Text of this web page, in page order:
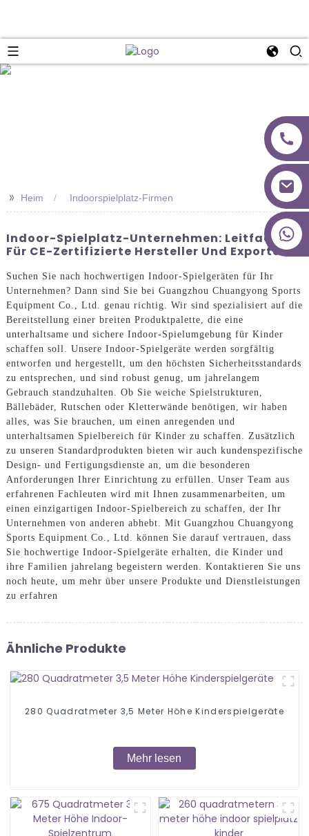
>> Heim Indoorspielplatz-Firmen
Indoor-Spielplatz-Unternehmen: Leitfaden
Für CE-Zertifizierte Hersteller Und Exporteure
Suchen Sie nach hochwertigen Indoor-Spielgeräten für Ihr
Unternehmen? Dann sind Sie bei Guangzhou Chuangyong Sports
Equipment Co., Ltd. genau richtig. Wir sind spezialisiert auf die
Bereitstellung einer breiten Produktpalette, die eine
unterhaltsame und sichere Indoor-Spielumgebung für Kinder
schaffen soll. Unsere Indoor-Spielgeräte werden sorgfältig
entworfen und hergestellt, um den höchsten Sicherheitsstandards
zu entsprechen, und sind robust genug, um jahrelangem
Gebrauch standzuhalten. Ob Sie weiche Spielstrukturen,
Bällebäder, Rutschen oder Kletterwände benötigen, wir haben
alles, was Sie brauchen, um einen anregenden und
unterhaltsamen Spielbereich für Kinder zu schaffen. Zusätzlich
zu unseren Standardprodukten bieten wir auch kundenspezifische
Design- und Fertigungsdienste an, um die besonderen
Anforderungen Ihrer Einrichtung zu erfüllen. Unser Team aus
erfahrenen Fachleuten wird mit Ihnen zusammenarbeiten, um
einen einzigartigen Indoor-Spielbereich zu schaffen, der Ihr
Unternehmen von anderen abhebt. Mit Guangzhou Chuangyong
Sports Equipment Co., Ltd. können Sie darauf vertrauen, dass
Sie hochwertige Indoor-Spielgeräte erhalten, die Kinder und
ihre Familien jahrelang begeistern werden. Kontaktieren Sie uns
noch heute, um mehr über unsere Produkte und Dienstleistungen
zu erfahren
Ähnliche Produkte
280 Quadratmeter 3,5 Meter Höhe Kinderspielgeräte
Mehr lesen